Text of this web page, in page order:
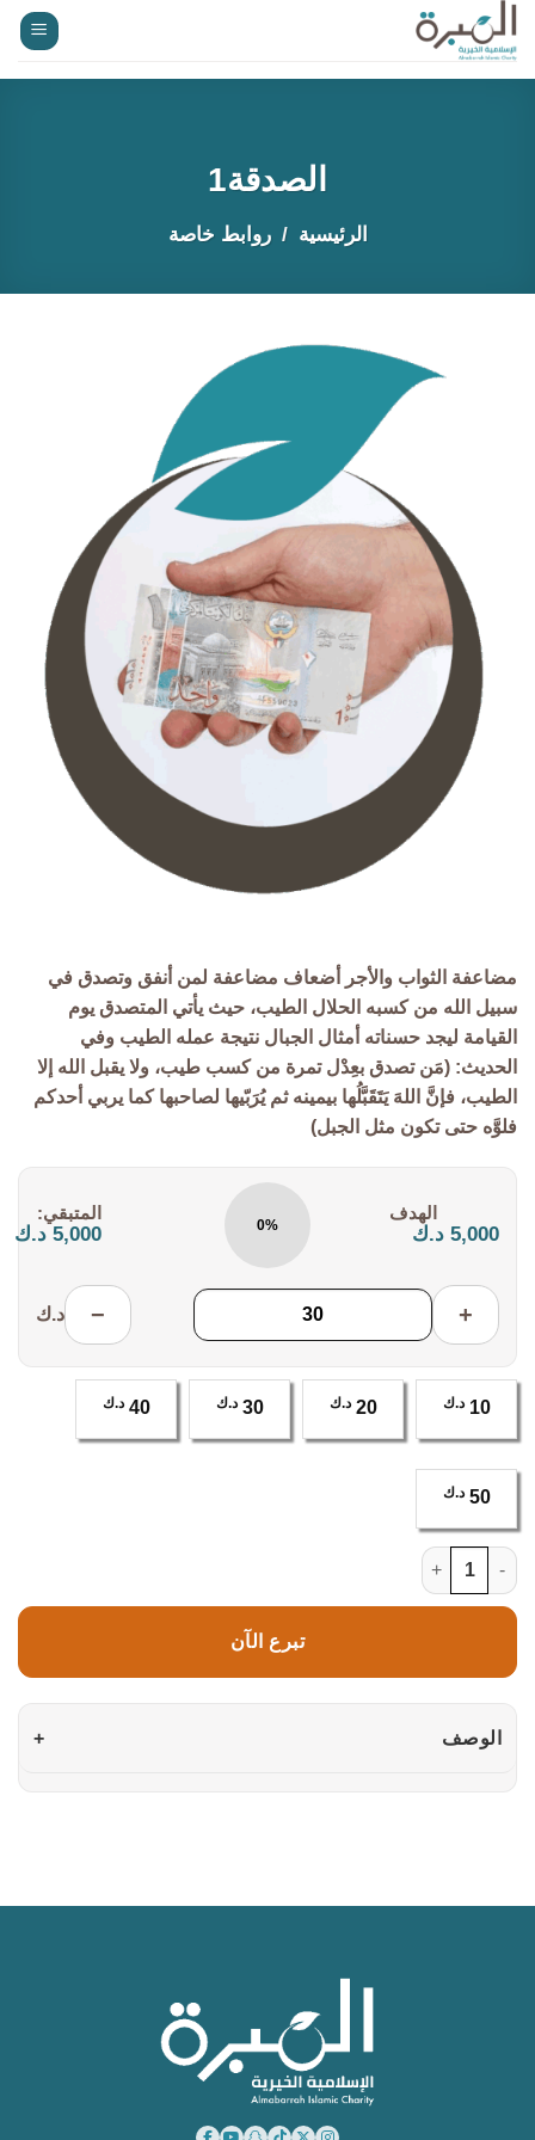
تخطي
للمحتوى
الصدقة1
الرئيسية روابط خاصة
مضاعفة الثواب والأجر أضعاف مضاعفة لمن أنفق وتصدق في
سبيل الله من كسبه الحلال الطيب، حيث يأتي المتصدق يوم
القيامة ليجد حسناته أمثال الجبال نتيجة عمله الطيب وفي
الحديث: (مَن تصدق بعِدْل تمرة من كسب طيب، ولا يقبل الله إلا
الطيب، فإنَّ اللهَ يَتَقَبَّلُها بيمينه ثم يُرَبّيها لصاحبها كما يربي أحدكم
فلوَّه حتى تكون مثل الجبل)
5,000 د.ك 0%
المتبقي:
5,000 د.ك
+
− د.ك
10 د.ك 20 د.ك 30 د.ك 40 د.ك
50 د.ك
كمية الصدقة1
تبرع الآن
الوصف +